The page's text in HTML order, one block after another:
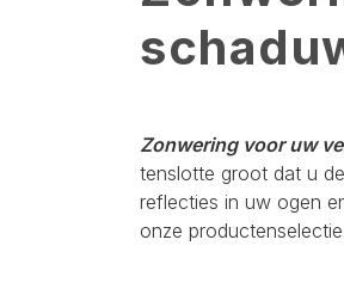
Zonwering voor uw
tenslotte groot dat u
reflecties in uw ogen
onze